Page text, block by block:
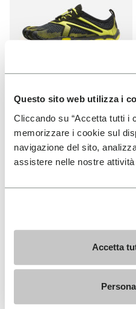
Questo sito web utilizza i
Cliccando su “Accetta tutti i
memorizzare i cookie sul
navigazione del sito,
assistere nelle nostre
Accetta
HERREN
V-Run
+ 4 Farben
CHF 199.00